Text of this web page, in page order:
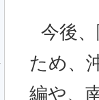
今後
ため、
編や、